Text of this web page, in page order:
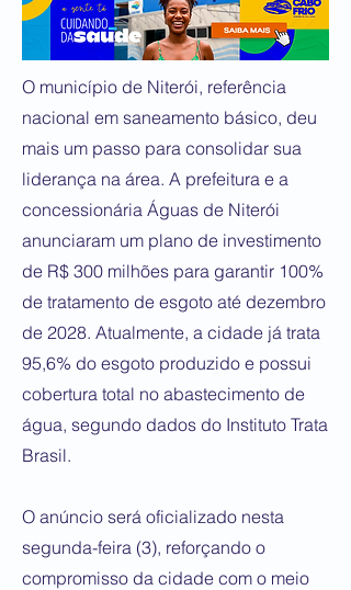
O município de Niterói, referência
nacional em saneamento básico, deu
mais um passo para consolidar sua
liderança na área. A prefeitura e a
concessionária Águas de Niterói
anunciaram um plano de investimento
de R$ 300 milhões para garantir 100%
de tratamento de esgoto até dezembro
de 2028. Atualmente, a cidade já trata
95,6% do esgoto produzido e possui
cobertura total no abastecimento de
água, segundo dados do Instituto Trata
Brasil.
O anúncio será oficializado nesta
segunda-feira (3), reforçando o
compromisso da cidade com o meio